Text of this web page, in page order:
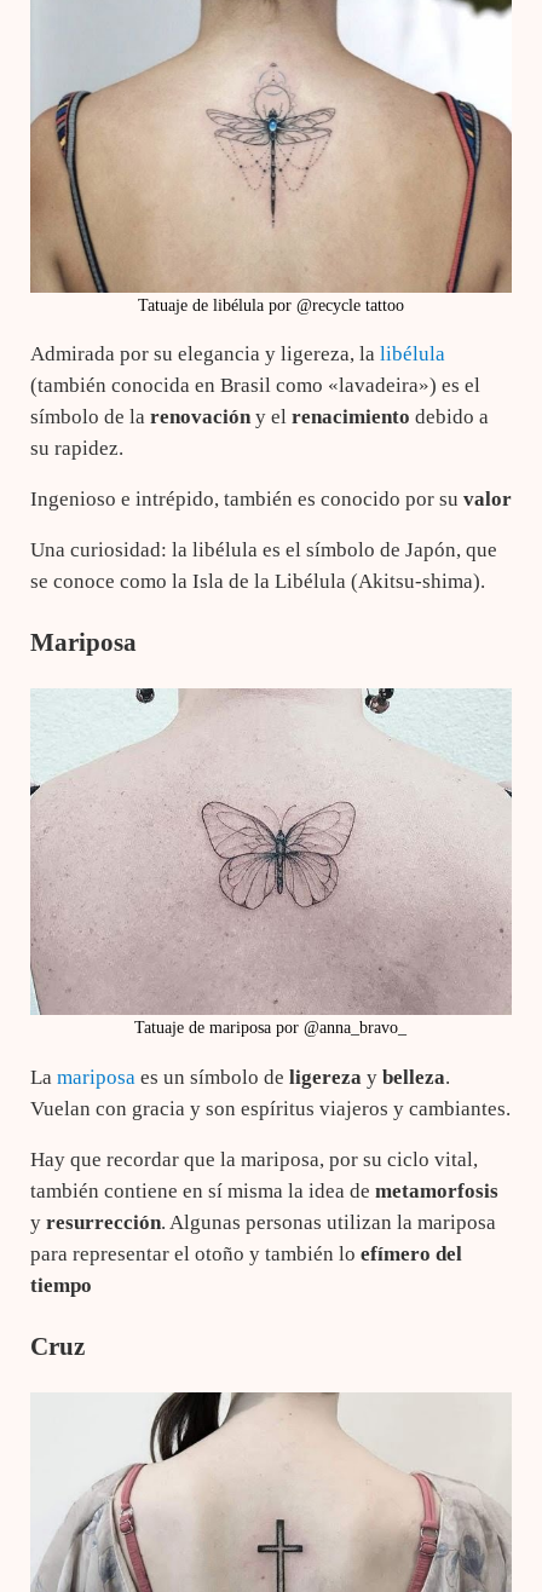
Tatuaje de libélula por @recycle tattoo
Admirada por su elegancia y ligereza, la libélula
(también conocida en Brasil como «lavadeira») es el
símbolo de la renovacióny el renacimiento debido a
su rapidez.
Ingenioso e intrépido, también es conocido por su valor
Una curiosidad: la libélula es el símbolo de Japón, que
se conoce como la Isla de la Libélula (Akitsu-shima).
Mariposa
Tatuaje de mariposa por @anna_bravo_
La mariposa es un símbolo de ligereza y belleza.
Vuelan con gracia y son espíritus viajeros y cambiantes.
Hay que recordar que la mariposa, por su ciclo vital,
también contiene en sí misma la idea de metamorfosis
y resurrección. Algunas personas utilizan la mariposa
para representar el otoño y también lo efímero del
tiempo
Cruz